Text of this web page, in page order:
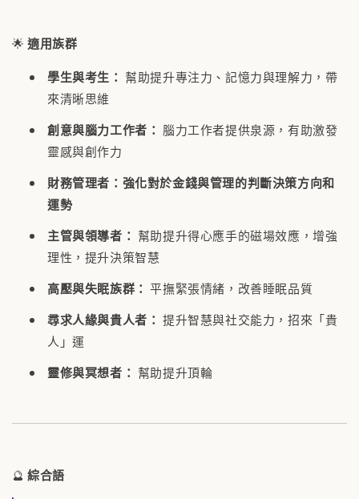
🌟適用族群
學生與考生： 幫助提升專注力、記憶力與理解力，帶
來清晰思維
創意與腦力工作者： 腦力工作者提供泉源，有助激發
靈感與創作力
財務管理者 ： 強化對於金錢與管理的判斷決策方向和
運勢
主管與領導者： 幫助提升得心應手的磁場效應，增強
理性，提升決策智慧
高壓與失眠族群： 平撫緊張情緒，改善睡眠品質
尋求人緣與貴人者： 提升智慧與社交能力，招來「貴
人」運
靈修與冥想者： 幫助提升頂輪
🔮綜合語